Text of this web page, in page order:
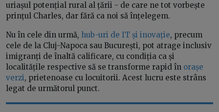
uriașul potențial rural al țării - de care ne tot vorbește
prințul Charles, dar fără ca noi să înțelegem.
Nu în cele din urmă, hub-uri de IT și inovație, precum
cele de la Cluj-Napoca sau București, pot atrage inclusiv
imigranți de înaltă calificare, cu condiția ca și
localitățile respective să se transforme rapid în orașe
verzi, prietenoase cu locuitorii. Acest lucru este strâns
legat de următorul punct.